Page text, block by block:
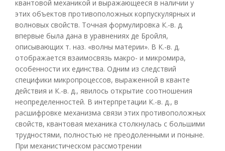
квантовой механикой и выражающееся в наличии у
этих объектов противоположных корпускулярных и
волновых свойств. Точная формулировка К.-в. д.
впервые была дана в уравнениях де Бройля,
описывающих т. наз. «волны материи». В К.-в. д.
отображается взаимосвязь макро- и микромира,
особенности их единства. Одним из следствий
специфики микропроцессов, выраженной в кванте
действия и К.-в. д., явилось открытие соотношения
неопределенностей. В интерпретации К.-в. д., в
расшифровке механизма связи этих противоположных
свойств, квантовая механика столкнулась с большими
трудностями, полностью не преодоленными и поныне.
При механистическом рассмотрении